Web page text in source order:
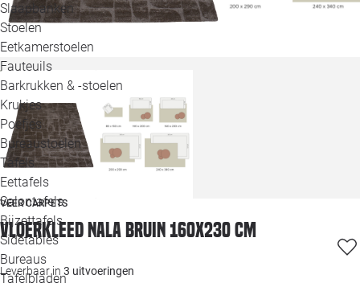
Slaapbanken
Stoelen
Eetkamerstoelen
Fauteuils
Barkrukken & -stoelen
Krukjes
Poefjes
Bureaustoelen
Tafels
Eettafels
Salontafels
Bijzettafels
Sidetables
Bureaus
Tafelbladen
VEER CARPETS
Vloerkleed Nala bruin 160x230 cm
Leverbaar in 3 uitvoeringen